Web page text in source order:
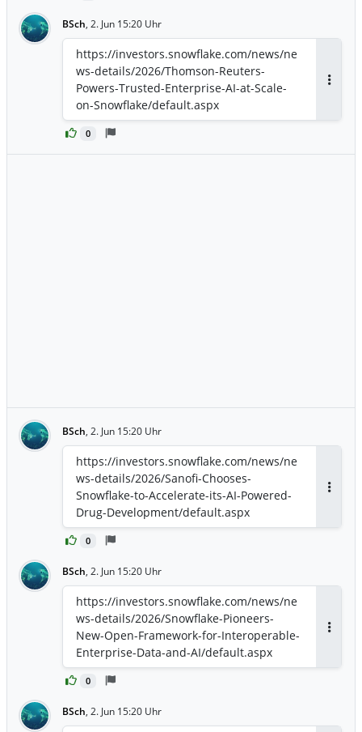
ws-details/2026/Unlimitail-Chooses-
Snowflake-to-Power-Privacy-Preserving-
Retail-Media-Across-Europe-and-Latin-
America/default.aspx
BSch, 2. Jun 15:20 Uhr
0
https://investors.snowflake.com/news/ne
ws-details/2026/Thomson-Reuters-
Powers-Trusted-Enterprise-AI-at-Scale-
on-Snowflake/default.aspx
BSch, 2. Jun 15:20 Uhr
0
https://investors.snowflake.com/news/ne
ws-details/2026/Sanofi-Chooses-
Snowflake-to-Accelerate-its-AI-Powered-
Drug-Development/default.aspx
BSch, 2. Jun 15:20 Uhr
0
https://investors.snowflake.com/news/ne
ws-details/2026/Snowflake-Pioneers-
New-Open-Framework-for-Interoperable-
Enterprise-Data-and-AI/default.aspx
BSch, 2. Jun 15:20 Uhr